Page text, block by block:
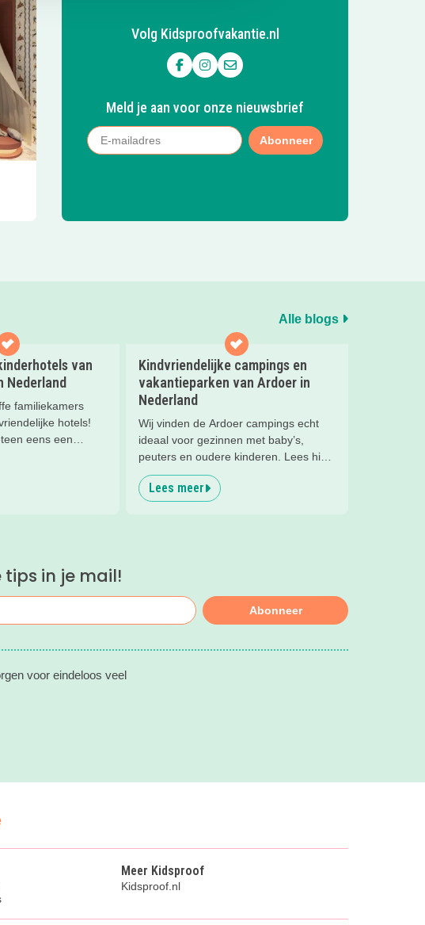
Volg Kidsproofvakantie.nl
Volg ons op Facebook
Volg ons op Instagram
Mail ons
Meld je aan voor onze nieuwsbrief
Abonneer
Alle blogs
van
Nederland
familiekamers
hotels!
eens een
Exclusief en boek
weg met je
Kindvriendelijke campings en
vakantieparken van Ardoer in
Nederland
Wij vinden de Ardoer campings echt
ideaal voor gezinnen met baby’s,
peuters en oudere kinderen. Lees hier
waarom!
Lees meer
in je mail!
Abonneer
voor eindeloos veel
Meer Kidsproof
Kidsproof.nl